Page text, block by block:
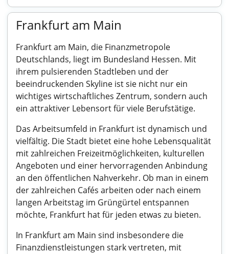
Frankfurt am Main
Frankfurt am Main, die Finanzmetropole
Deutschlands, liegt im Bundesland Hessen. Mit
ihrem pulsierenden Stadtleben und der
beeindruckenden Skyline ist sie nicht nur ein
wichtiges wirtschaftliches Zentrum, sondern auch
ein attraktiver Lebensort für viele Berufstätige.
Das Arbeitsumfeld in Frankfurt ist dynamisch und
vielfältig. Die Stadt bietet eine hohe Lebensqualität
mit zahlreichen Freizeitmöglichkeiten, kulturellen
Angeboten und einer hervorragenden Anbindung
an den öffentlichen Nahverkehr. Ob man in einem
der zahlreichen Cafés arbeiten oder nach einem
langen Arbeitstag im Grüngürtel entspannen
möchte, Frankfurt hat für jeden etwas zu bieten.
In Frankfurt am Main sind insbesondere die
Finanzdienstleistungen stark vertreten, mit